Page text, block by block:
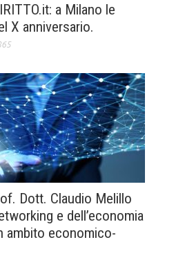
a Milano le
X anniversario.
Dott. Claudio Melillo
e dell’economia
ambito economico-